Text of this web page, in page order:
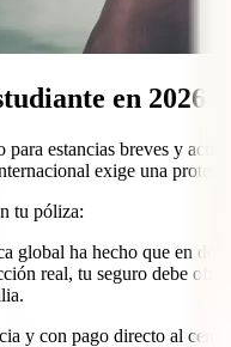
en 2026
estancias breves y
exige una
tu póliza:
global ha hecho que en
real, tu seguro debe
y con pago directo al